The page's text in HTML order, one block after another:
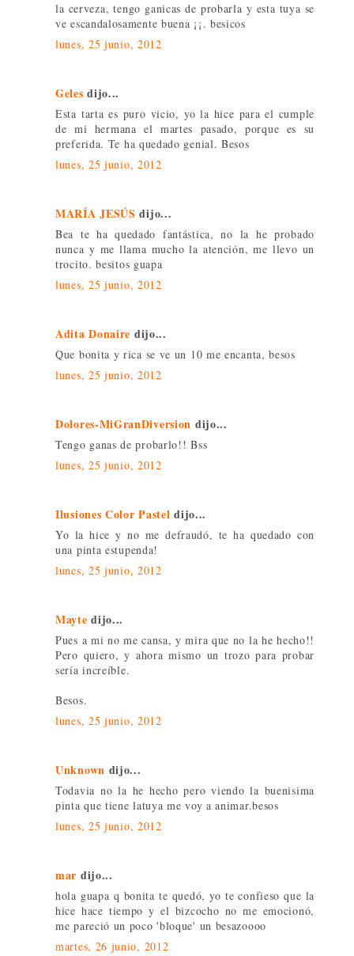
la cerveza, tengo ganicas de probarla y esta tuya se
ve escandalosamente buena ¡¡. besicos
lunes, 25 junio, 2012
Geles dijo...
Esta tarta es puro vicio, yo la hice para el cumple
de mi hermana el martes pasado, porque es su
preferida. Te ha quedado genial. Besos
lunes, 25 junio, 2012
MARÍA JESÚS dijo...
Bea te ha quedado fantástica, no la he probado
nunca y me llama mucho la atención, me llevo un
trocito. besitos guapa
lunes, 25 junio, 2012
Adita Donaire dijo...
Que bonita y rica se ve un 10 me encanta, besos
lunes, 25 junio, 2012
Dolores-MiGranDiversion dijo...
Tengo ganas de probarlo!! Bss
lunes, 25 junio, 2012
Ilusiones Color Pastel dijo...
Yo la hice y no me defraudó, te ha quedado con
una pinta estupenda!
lunes, 25 junio, 2012
Mayte dijo...
Pues a mi no me cansa, y mira que no la he hecho!!
Pero quiero, y ahora mismo un trozo para probar
sería increíble.
Besos.
lunes, 25 junio, 2012
Unknown dijo...
Todavia no la he hecho pero viendo la buenisima
pinta que tiene latuya me voy a animar.besos
lunes, 25 junio, 2012
mar dijo...
hola guapa q bonita te quedó, yo te confieso que la
hice hace tiempo y el bizcocho no me emocionó,
me pareció un poco 'bloque' un besazoooo
martes, 26 junio, 2012